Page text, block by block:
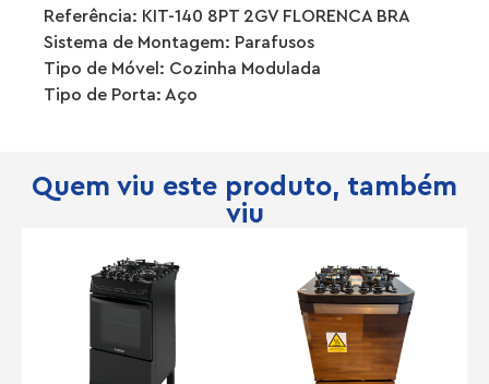
Referência: KIT-140 8PT 2GV FLORENCA BRA
Sistema de Montagem: Parafusos
Tipo de Móvel: Cozinha Modulada
Tipo de Porta: Aço
Quem viu este produto, também
viu